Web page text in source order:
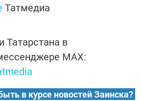
Татмедиа
Татарстана в
MАХ:
в курсе новостей Заинска?